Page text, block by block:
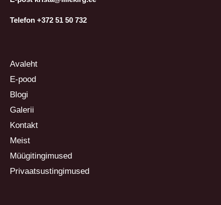
Telefon +372 51 50 732
Avaleht
E-pood
Blogi
Galerii
Kontakt
Meist
Müügitingimused
Privaatsustingimused